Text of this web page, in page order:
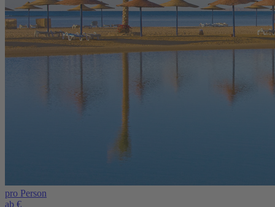
pro Person
ab €